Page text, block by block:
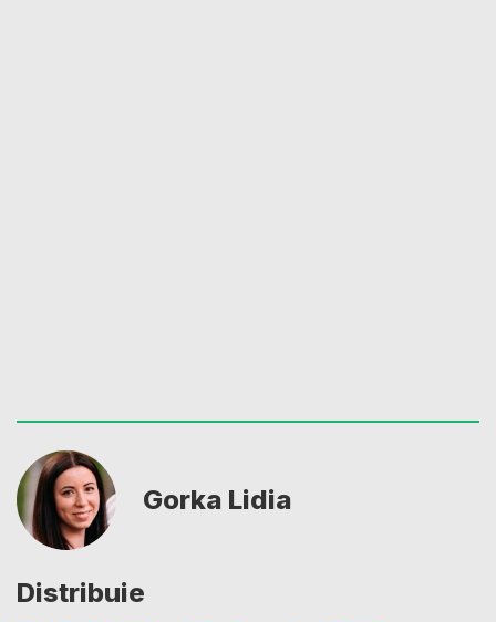
Gorka Lidia
Distribuie